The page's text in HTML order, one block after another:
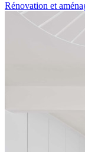
Rénovation et